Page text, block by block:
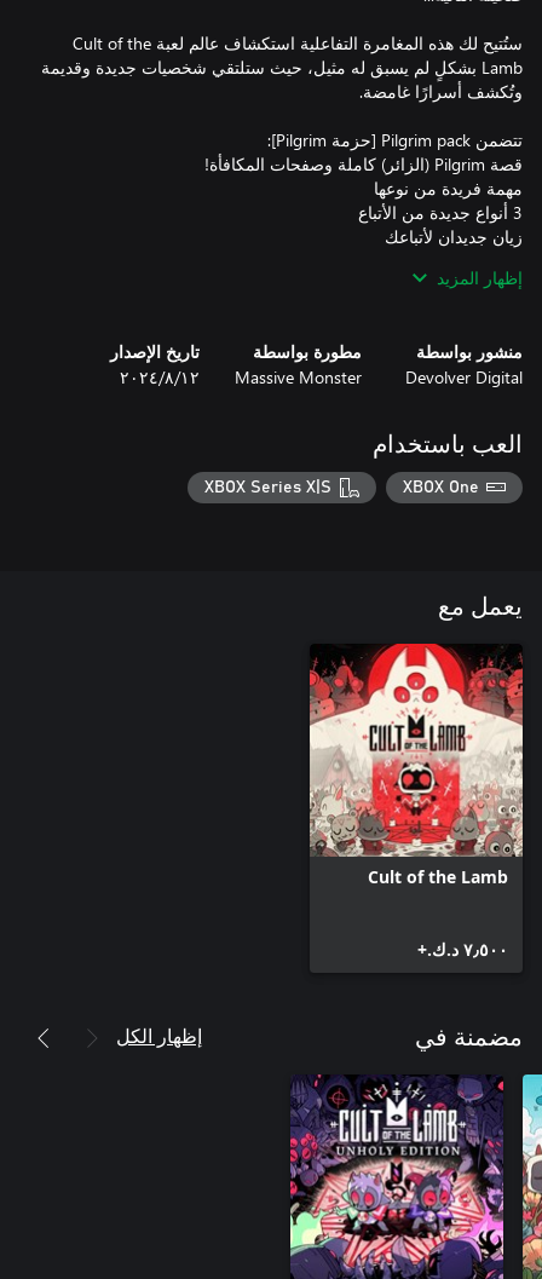
ستُتيح لك هذه المغامرة التفاعلية استكشاف عالم لعبة Cult of the
Lamb بشكلٍ لم يسبق له مثيل، حيث ستلتقي شخصيات جديدة وقديمة
إظهار المزيد
منشور بواسطة
Devolver Digital
مطورة بواسطة
Massive Monster
تاريخ الإصدار
١٢‏/٨‏/٢٠٢٤
العب باستخدام
XBOX One
XBOX Series X|S
يعمل مع
Cult of the Lamb
٧٫٥٠٠ د.ك.‏+
مضمنة في إظهار الكل